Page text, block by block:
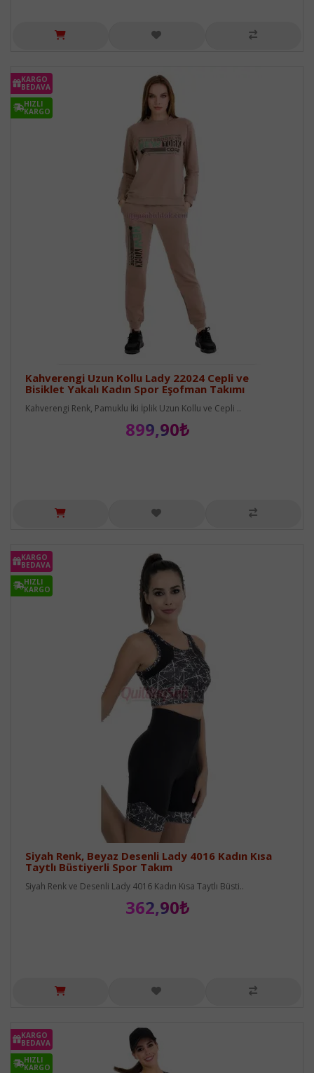
KARGO
BEDAVA
HIZLI
KARGO
Kahverengi Uzun Kollu Lady 22024 Cepli ve
Bisiklet Yakalı Kadın Spor Eşofman Takımı
Kahverengi Renk, Pamuklu İki İplik Uzun Kollu ve Cepli ..
899,90₺
KARGO
BEDAVA
HIZLI
KARGO
Siyah Renk, Beyaz Desenli Lady 4016 Kadın Kısa
Taytlı Büstiyerli Spor Takım
Siyah Renk ve Desenli Lady 4016 Kadın Kısa Taytlı Büsti..
362,90₺
KARGO
BEDAVA
HIZLI
KARGO